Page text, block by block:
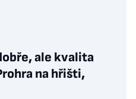
ale kvalita
na hřišti,